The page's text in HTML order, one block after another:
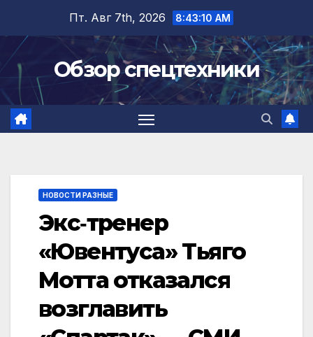
содержимому
Пт. Авг 7th, 2026 8:43:11 AM
Обзор спецтехники
НОВОСТИ РАЗНЫЕ
Экс‑тренер
«Ювентуса» Тьяго
Мотта отказался
возглавить